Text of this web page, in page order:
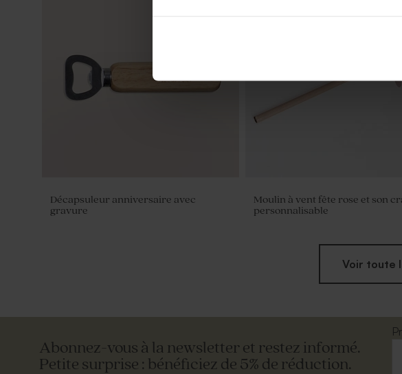
Décapsuleur anniversaire avec
gravure
Moulin à vent fête rose et son
personnalisable
Voir toute
Abonnez-vous à la newsletter et restez informé.
Petite surprise : bénéficiez de 5% de réduction.